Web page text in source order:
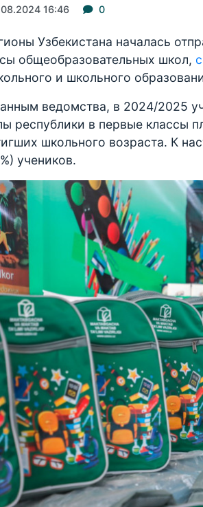
16:46 0
Узбекистана началась
общеобразовательных школ,
и школьного
ведомства, в 2024/2025
республики в первые классы
школьного возраста. К
учеников.